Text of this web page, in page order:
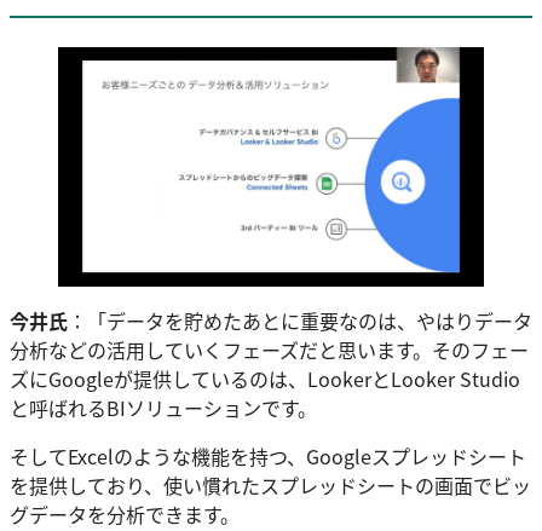
今井氏 ：「データを貯めたあとに重要なのは、やはりデータ
分析などの活用していくフェーズだと思います。そのフェー
ズにGoogleが提供しているのは、LookerとLooker Studio
と呼ばれるBIソリューションです。
そしてExcelのような機能を持つ、Googleスプレッドシート
を提供しており、使い慣れたスプレッドシートの画面でビッ
グデータを分析できます。